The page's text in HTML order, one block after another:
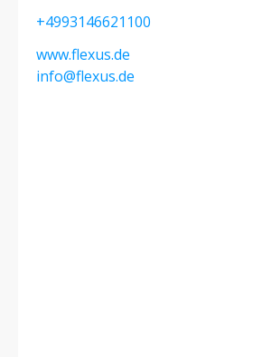
+4993146621100
www.flexus.de
info@flexus.de